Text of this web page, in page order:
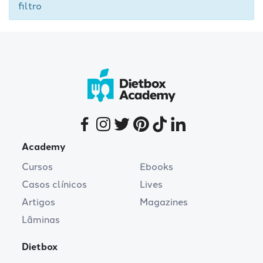
filtro
Academy
Cursos
Casos clínicos
Artigos
Lâminas
Ebooks
Lives
Magazines
Dietbox